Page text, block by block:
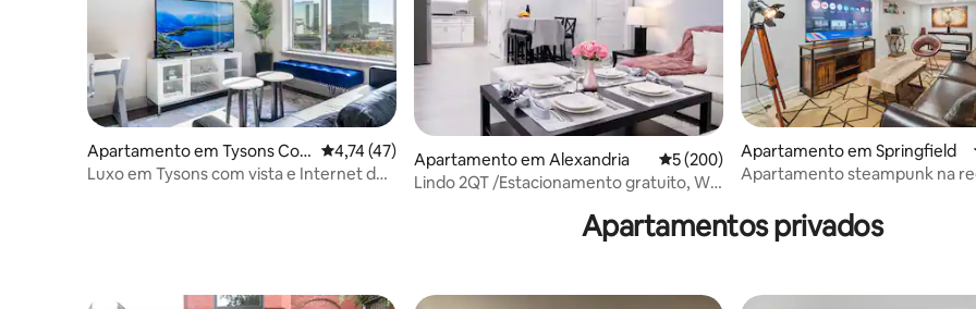
Apartamento em Tysons Cor
ner
Classificação média de 4,74 em 5 estrelas, 47avaliações
4,74 (47)
Luxo em Tysons com vista e Internet de
Apartamento em Alexandria Classificação média de 5 em 5 estrelas,
5 (200)
Lindo 2QT /Estacionamento gratuito, Wi-
Apartamento em Springfield
Apartamento steampunk na
Apartamentos privados